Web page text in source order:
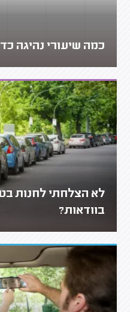
כמה שיעורי נהיגה
לא הצלחתי לחנות
בוודאות?